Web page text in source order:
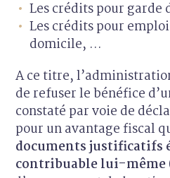
Les crédits pour garde
Les crédits pour
domicile, …
A ce titre,
de refuser le bénéfice
constaté par voie de
pour un avantage fiscal
documents justificatifs
contribuable lui-même